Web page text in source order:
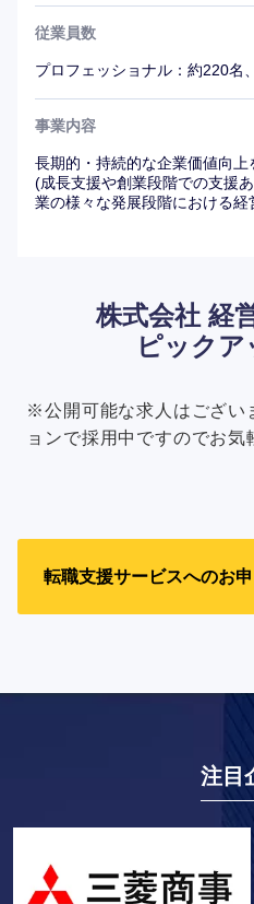
従業員数
プロフェッショナル：約220名
事業内容
長期的・持続的な企業価値向
(成長支援や創業段階での支援
業の様々な発展段階における経
株式会社 経
ピックア
※公開可能な求人はござい
ョンで採用中ですのでお気
転職支援サービスへのお
注目